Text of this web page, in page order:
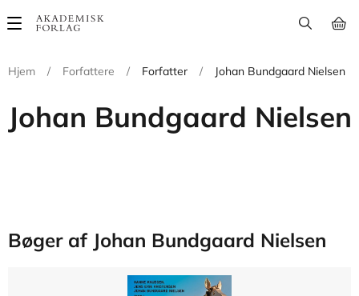
Main
Hjem
/ Forfattere / Forfatter / Johan Bundgaard Nielsen
Johan Bundgaard Nielsen
Bøger af Johan Bundgaard Nielsen